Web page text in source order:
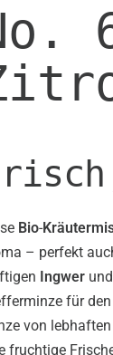
Bio-
– perfekt
Ingwer
für
von
fruchtige